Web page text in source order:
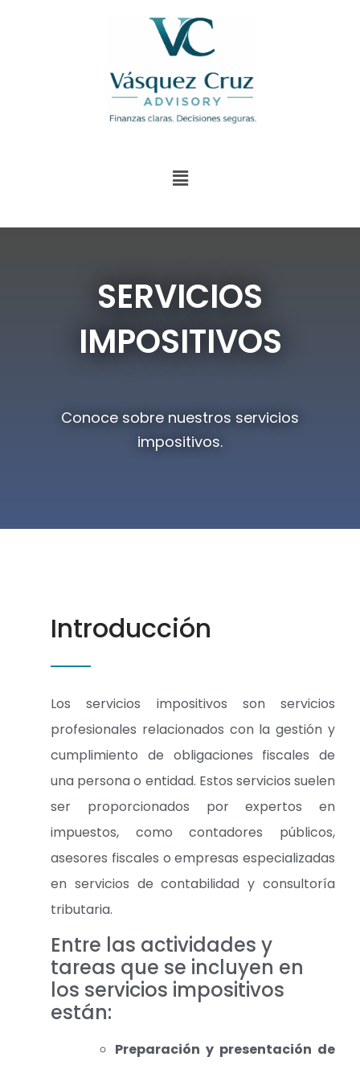
SERVICIOS
IMPOSITIVOS
Conoce sobre nuestros servicios
impositivos.
Introducción
Los servicios impositivos son servicios
profesionales relacionados con la gestión y
cumplimiento de obligaciones fiscales de
una persona o entidad. Estos servicios suelen
ser proporcionados por expertos en
impuestos, como contadores públicos,
asesores fiscales o empresas especializadas
en servicios de contabilidad y consultoría
tributaria.
Entre las actividades y
tareas que se incluyen en
los servicios impositivos
están:
Preparación y presentación de